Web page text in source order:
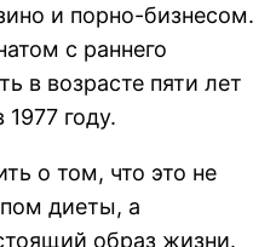
и порно-бизнесом.
с раннего
в возрасте пяти лет
1977 году.
о том, что это не
диеты, а
образ жизни.